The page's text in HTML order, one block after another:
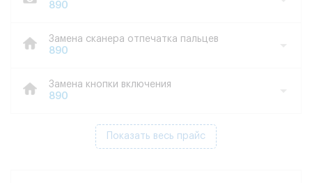
890
Замена сканера отпечатка пальцев
890
Замена кнопки включения
890
Показать весь прайс